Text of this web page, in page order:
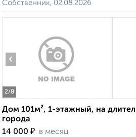
Собственник, 02.08.2026
2/8
‹
Дом 101м², 1-этажный, на
города
14 000 ₽ в месяц